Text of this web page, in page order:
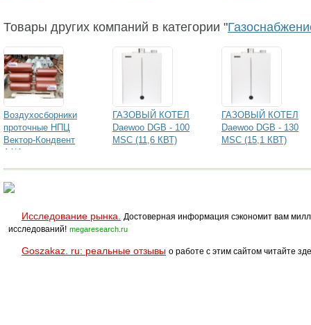
Товары других компаний в категории "
Воздухосборники
проточные НПЦ
Вектор-Кондвент
А1И
ГАЗОВЫЙ КОТЕЛ
Daewoo DGB - 100
MSC (11,6 КВТ)
ГАЗОВЫЙ КОТЕЛ
Daewoo DGB - 130
MSC (15,1 КВТ)
Исследование рынка.
Достоверная информация сэкономит вам
исследований! megaresearch.ru
Goszakaz. ru: реальные отзывы о работе с этим сайтом читайте